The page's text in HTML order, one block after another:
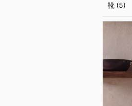
靴 (5)